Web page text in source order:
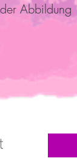
Abbildung